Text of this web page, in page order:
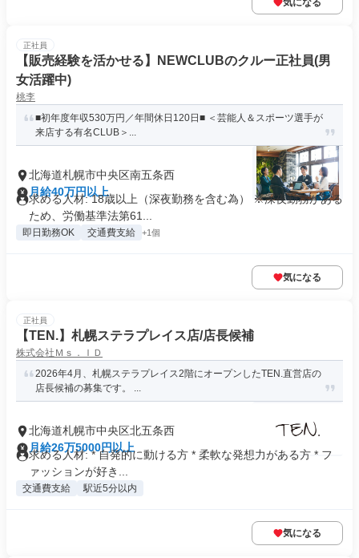
気になる
正社員
【販売経験を活かせる】NEWCLUBのクルー正社員(男
女活躍中)
桃李
■初年度年収530万円／年間休日120日■ ＜芸能人＆スポーツ選手が
来店する有名CLUB＞...
北海道札幌市中央区南五条西
月給40万円以上
求める人材: 18歳以上（深夜勤務を含む為） ※深夜勤務がある
ため、労働基準法第61...
即日勤務OK 交通費支給 +1個
気になる
正社員
【TEN.】札幌ステラプレイス店/店長候補
株式会社Ｍｓ．ＩＤ
2026年4月、札幌ステラプレイス2階にオープンしたTEN.直営店の
店長候補の募集です。 ...
北海道札幌市中央区北五条西
月給26万5000円以上
求める人材: * 自発的に動ける方 * 柔軟な発想力がある方 * フ
ァッションが好き...
交通費支給 駅近5分以内
気になる